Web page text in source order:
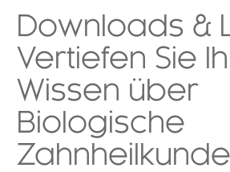
Downloads &
Vertiefen Sie
Wissen über
Biologische